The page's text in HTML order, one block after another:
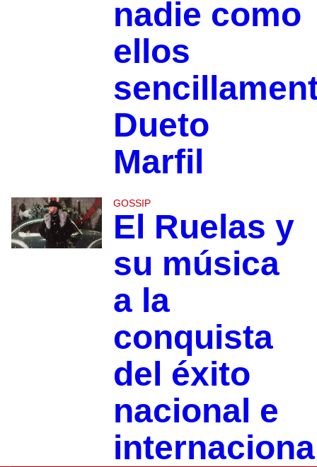
nadie como
ellos
Dueto
Marfil
GOSSIP
El Ruelas y
su música
a la
conquista
del éxito
nacional e